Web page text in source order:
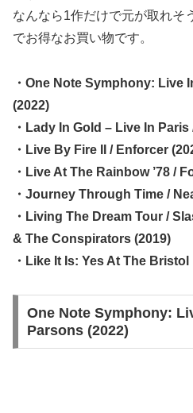
なんなら1作だけで元が取れそ
でお得なお買い物です。
・One Note Symphony: Live
(2022)
・Lady In Gold – Live In
・Live By Fire II / Enforcer
・Live At The Rainbow ’78 /
・Journey Through Time /
・Living The Dream Tour /
& The Conspirators (2019)
・Like It Is: Yes At The
One Note Symphony:
Parsons (2022)